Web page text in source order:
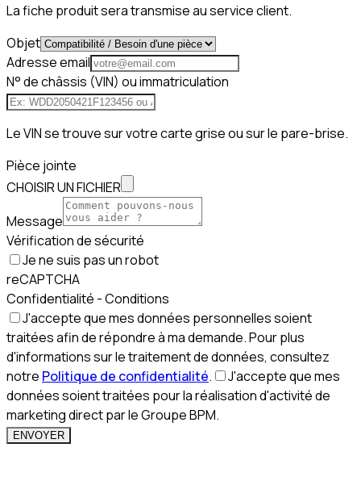
La fiche produit sera transmise au service client.
Objet
Adresse email
N° de châssis (VIN) ou immatriculation
Le VIN se trouve sur votre carte grise ou sur le pare-brise.
Pièce jointe
CHOISIR UN FICHIER
Message
Vérification de sécurité
Je ne suis pas un robot
reCAPTCHA
Confidentialité - Conditions
J'accepte que mes données personnelles soient
traitées afin de répondre à ma demande. Pour plus
d'informations sur le traitement de données, consultez
notre Politique de confidentialité.
J'accepte que mes
données soient traitées pour la réalisation d'activité de
marketing direct par le Groupe BPM.
ENVOYER